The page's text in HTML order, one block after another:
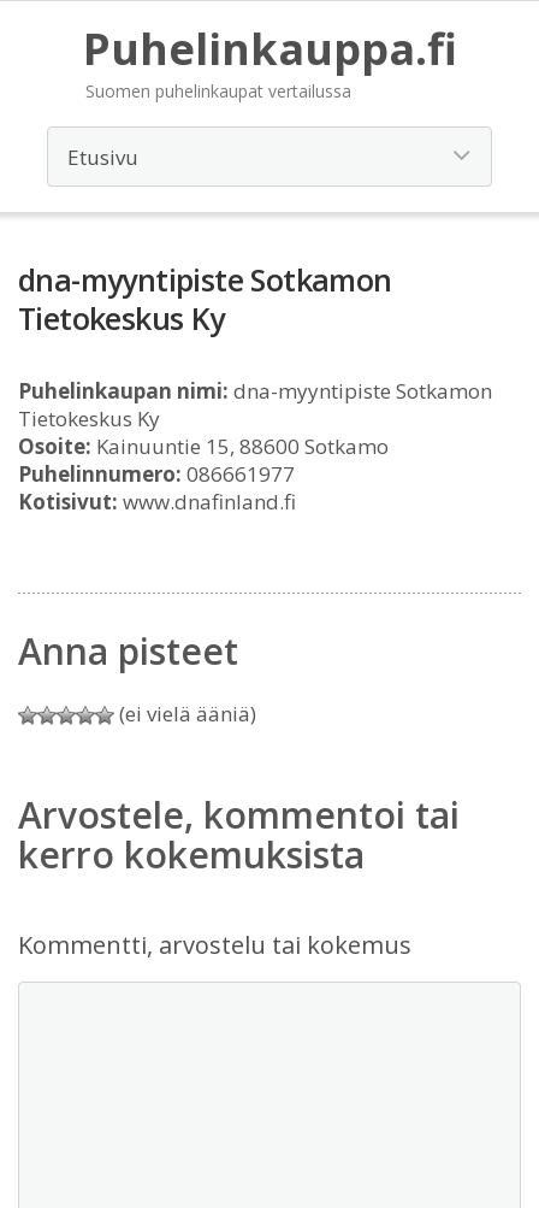
Puhelinkauppa.fi
Suomen puhelinkaupat vertailussa
dna-myyntipiste Sotkamon
Tietokeskus Ky
Puhelinkaupan nimi: dna-myyntipiste Sotkamon
Tietokeskus Ky
Osoite: Kainuuntie 15, 88600 Sotkamo
Puhelinnumero: 086661977
Kotisivut: www.dnafinland.fi
Anna pisteet
(ei vielä ääniä)
Arvostele, kommentoi tai
kerro kokemuksista
Kommentti, arvostelu tai kokemus